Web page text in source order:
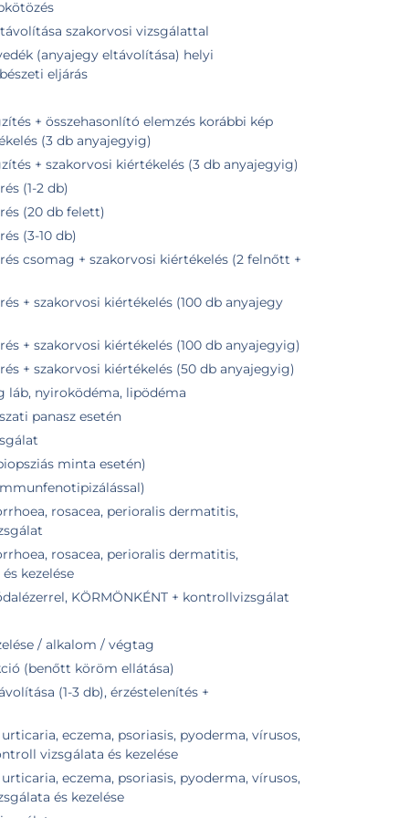
szakorvosi vizsgálattal
(anyajegy eltávolítása) helyi
eljárás
korábbi kép
(3 db anyajegyig)
+ szakorvosi kiértékelés (3 db anyajegyig)
(1-2 db)
(20 db felett)
(3-10 db)
csomag + szakorvosi kiértékelés (2 felnőtt +
+ szakorvosi kiértékelés (100 db anyajegy
+ szakorvosi kiértékelés (100 db anyajegyig)
+ szakorvosi kiértékelés (50 db anyajegyig)
láb, nyiroködéma, lipödéma
panasz esetén
minta esetén)
rosacea, perioralis dermatitis,
rosacea, perioralis dermatitis,
kezelése
KÖRMÖNKÉNT + kontrollvizsgálat
/ alkalom / végtag
(benőtt köröm ellátása)
(1-3 db), érzéstelenítés +
eczema, psoriasis, pyoderma, vírusos,
vizsgálata és kezelése
eczema, psoriasis, pyoderma, vírusos,
és kezelése